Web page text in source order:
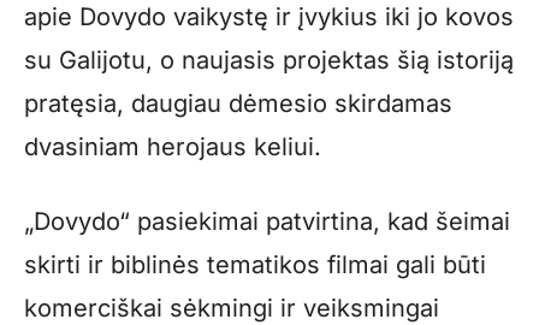
apie Dovydo vaikystę ir įvykius iki jo kovos
su Galijotu, o naujasis projektas šią istoriją
pratęsia, daugiau dėmesio skirdamas
dvasiniam herojaus keliui.
„Dovydo“ pasiekimai patvirtina, kad šeimai
skirti ir biblinės tematikos filmai gali būti
komerciškai sėkmingi ir veiksmingai